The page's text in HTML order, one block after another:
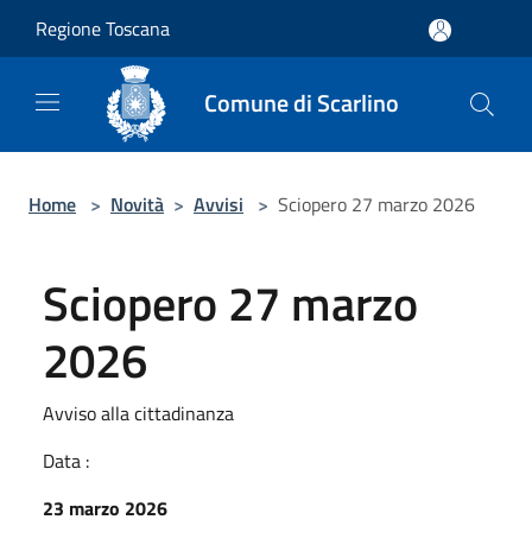
Regione Toscana
Comune di Scarlino
Home > Novità > Avvisi > Sciopero 27 marzo 2026
Sciopero 27 marzo
2026
Avviso alla cittadinanza
Data :
23 marzo 2026